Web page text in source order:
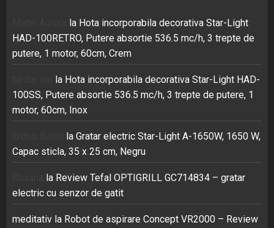
la Hota incorporabila decorativa Star-Light
HAD-100RETRO, Putere absortie 536.5 mc/h, 3 trepte de
putere, 1 motor, 60cm, Crem
la Hota incorporabila decorativa Star-Light HAD-
100SS, Putere absortie 536.5 mc/h, 3 trepte de putere, 1
motor, 60cm, Inox
la Gratar electric Star-Light A-1650W, 1650 W,
Capac sticla, 35 x 25 cm, Negru
la Review Tefal OPTIGRILL GC714834 – gratar
electric cu senzor de gatit
meditativ la Robot de aspirare Concept VR2000 – Review